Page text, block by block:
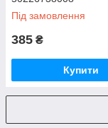
Під замовлення
385 ₴
Купити